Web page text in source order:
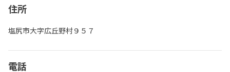
住所
塩尻市大字広丘野村９５７
電話